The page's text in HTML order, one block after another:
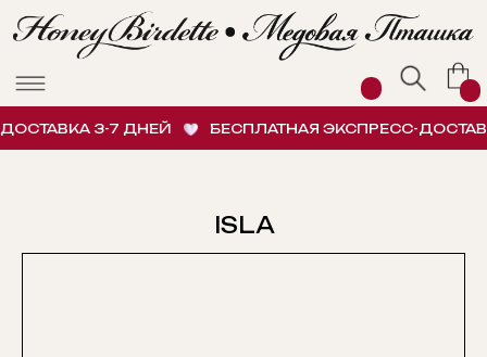
3-7 ДНЕЙ БЕСПЛАТНАЯ ЭКСПРЕСС-
ISLA